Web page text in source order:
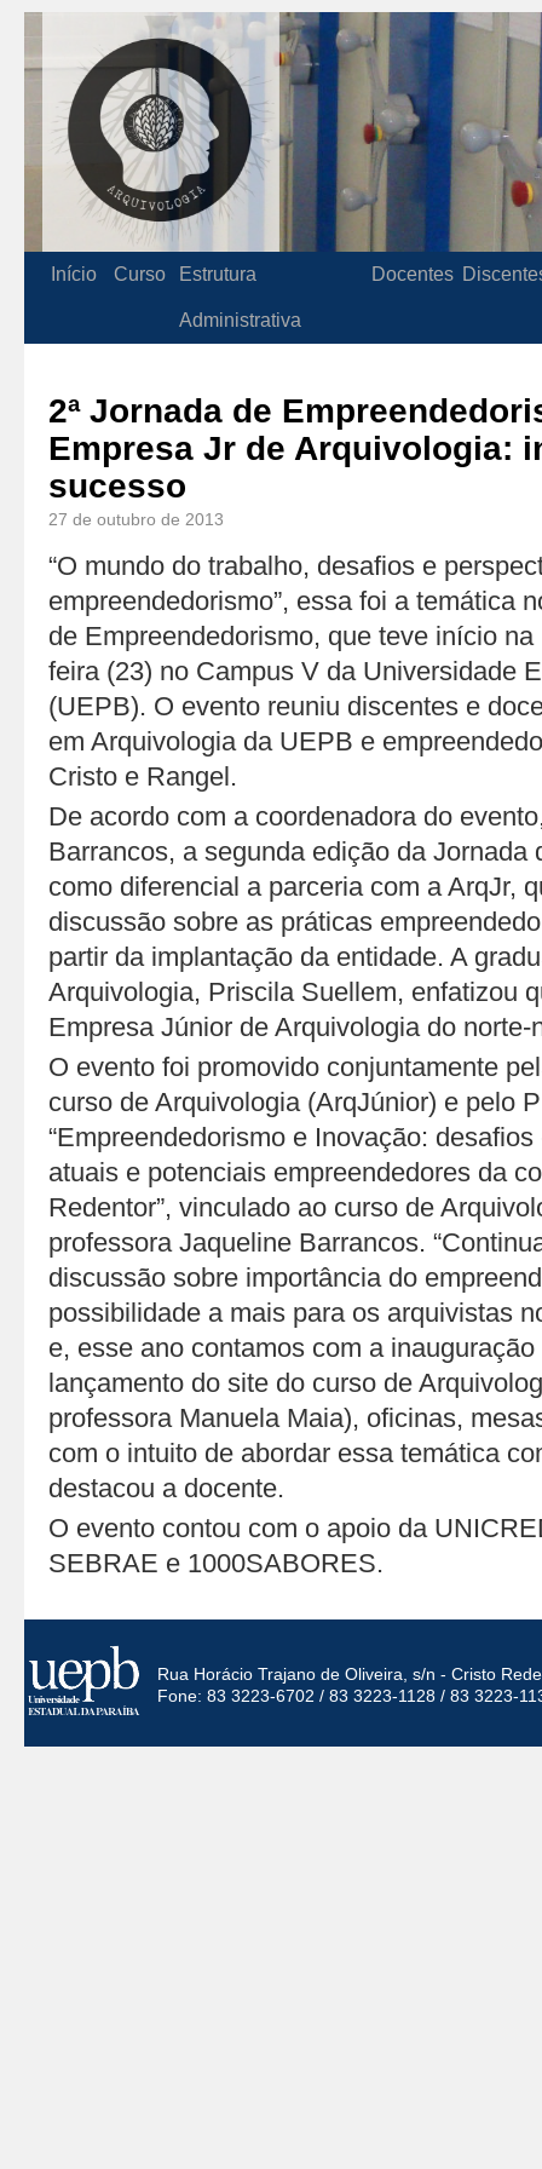
Início Curso Estrutura
Administrativa
Docentes
2ª Jornada de
Empresa Jr de Arquivologia:
sucesso
27 de outubro de 2013
“O mundo do trabalho, desafios e
empreendedorismo”, essa foi a temática
de Empreendedorismo, que teve início
feira (23) no Campus V da Universidade
(UEPB). O evento reuniu discentes e
em Arquivologia da UEPB e
Cristo e Rangel.
De acordo com a coordenadora do
Barrancos, a segunda edição da Jornada
como diferencial a parceria com a ArqJr,
discussão sobre as práticas
partir da implantação da entidade. A
Arquivologia, Priscila Suellem, enfatizou
Empresa Júnior de Arquivologia do norte-
O evento foi promovido conjuntamente
curso de Arquivologia (ArqJúnior) e pelo
“Empreendedorismo e Inovação:
atuais e potenciais empreendedores da
Redentor”, vinculado ao curso de
professora Jaqueline Barrancos.
discussão sobre importância do
possibilidade a mais para os arquivistas
e, esse ano contamos com a
lançamento do site do curso de
professora Manuela Maia), oficinas,
com o intuito de abordar essa temática
destacou a docente.
O evento contou com o apoio da
SEBRAE e 1000SABORES.
Rua Horácio Trajano de Oliveira, s/n - Cristo
Fone: 83 3223-6702 / 83 3223-1128 / 83 3223-